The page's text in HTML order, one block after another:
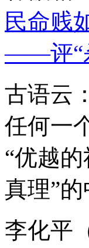
民命贱
——评“
古语云
任何一
“优越
真理”
李化平